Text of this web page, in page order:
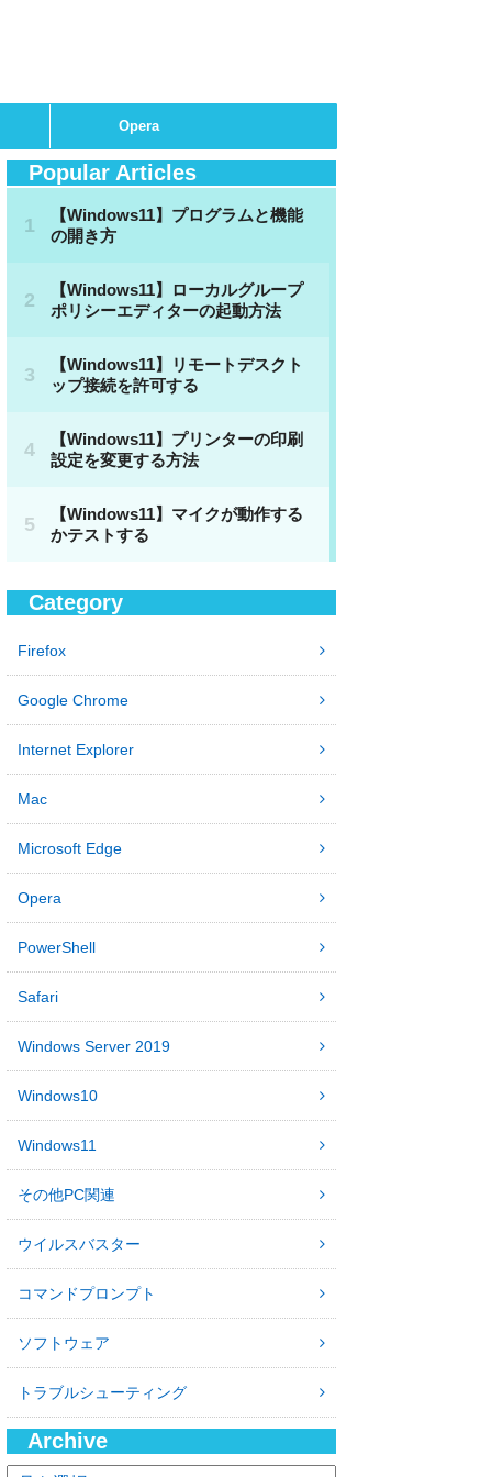
Opera
Popular Articles
Category
Firefox
Google Chrome
Internet Explorer
Mac
Microsoft Edge
Opera
PowerShell
Safari
Windows Server 2019
Windows10
Windows11
その他PC関連
ウイルスバスター
コマンドプロンプト
ソフトウェア
トラブルシューティング
Archive